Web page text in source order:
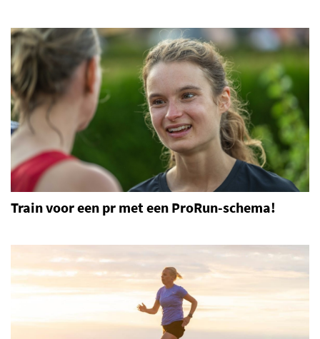
Train voor een pr met een ProRun-schema!